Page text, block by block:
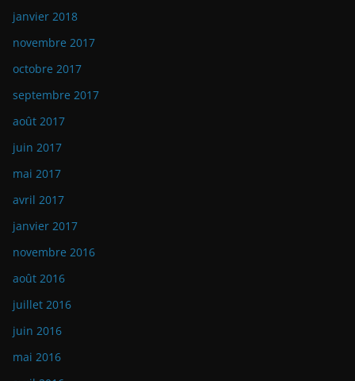
janvier 2018
novembre 2017
octobre 2017
septembre 2017
août 2017
juin 2017
mai 2017
avril 2017
janvier 2017
novembre 2016
août 2016
juillet 2016
juin 2016
mai 2016